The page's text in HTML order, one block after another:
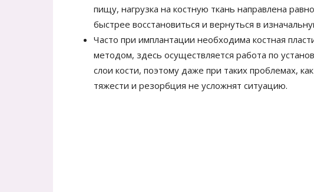
пищу, нагрузка на костную ткань направлена
быстрее восстановиться и вернуться в
Часто при имплантации необходима костная
методом, здесь осуществляется работа по
слои кости, поэтому даже при таких проблемах,
тяжести и резорбция не усложнят ситуацию.